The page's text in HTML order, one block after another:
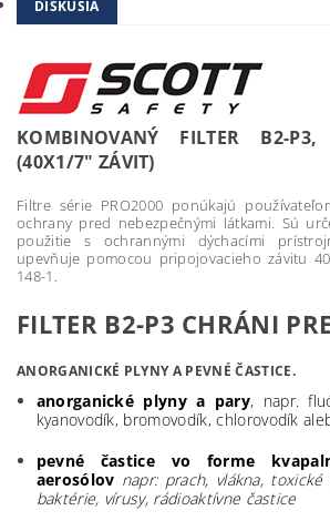
DISKUSIA
KOMBINOVANÝ FILTER B2-
(40X1/7" ZÁVIT)
Filtre série PRO2000 ponúkajú
ochrany pred nebezpečnými látkami. Sú
použitie s ochrannými dýchacími
upevňuje pomocou pripojovacieho závitu
148-1.
FILTER B2-P3 CHRÁNI
ANORGANICKÉ PLYNY A PEVNÉ ČASTICE.
anorganické plyny a pary, napr.
kyanovodík, bromovodík, chlorovodík
pevné častice vo forme
aerosólov napr:prach, vlákna, toxické
baktérie, vírusy, rádioaktívne častice